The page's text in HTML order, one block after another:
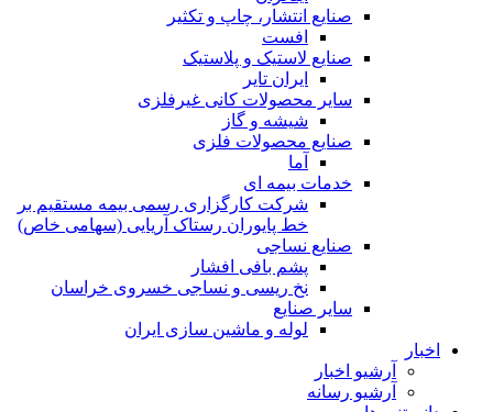
صنایع انتشار، چاپ و تکثير
افست
صنایع لاستیک و پلاستیک
ایران تایر
ساير محصولات كانی غيرفلزی
شیشه و گاز
صنایع محصولات فلزی
آما
خدمات بیمه ای
شرکت کارگزاری رسمی بیمه مستقیم بر
خط پایوران رستاک آریایی (سهامی خاص)
صنایع نساجی
پشم بافی افشار
نخ ریسی و نساجی خسروی خراسان
سایر صنایع
لوله و ماشین سازی ایران
اخبار
آرشیو اخبار
آرشیو رسانه